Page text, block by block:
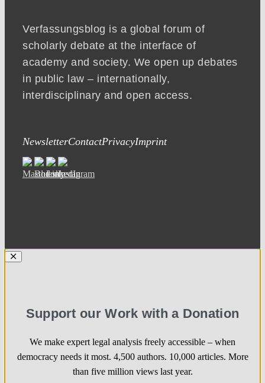
Verfassungsblog is a global forum of
scholarly debate at the interface of
academy and society. We open up debates
in public law – internationally,
interdisciplinary and open access.
NewsletterContactPrivacyImprint
Support our Work with a Donation
We make expert legal analysis freely accessible – when
democracy needs it most. 4,500 authors. 10,000 articles. More
than five million views last year.